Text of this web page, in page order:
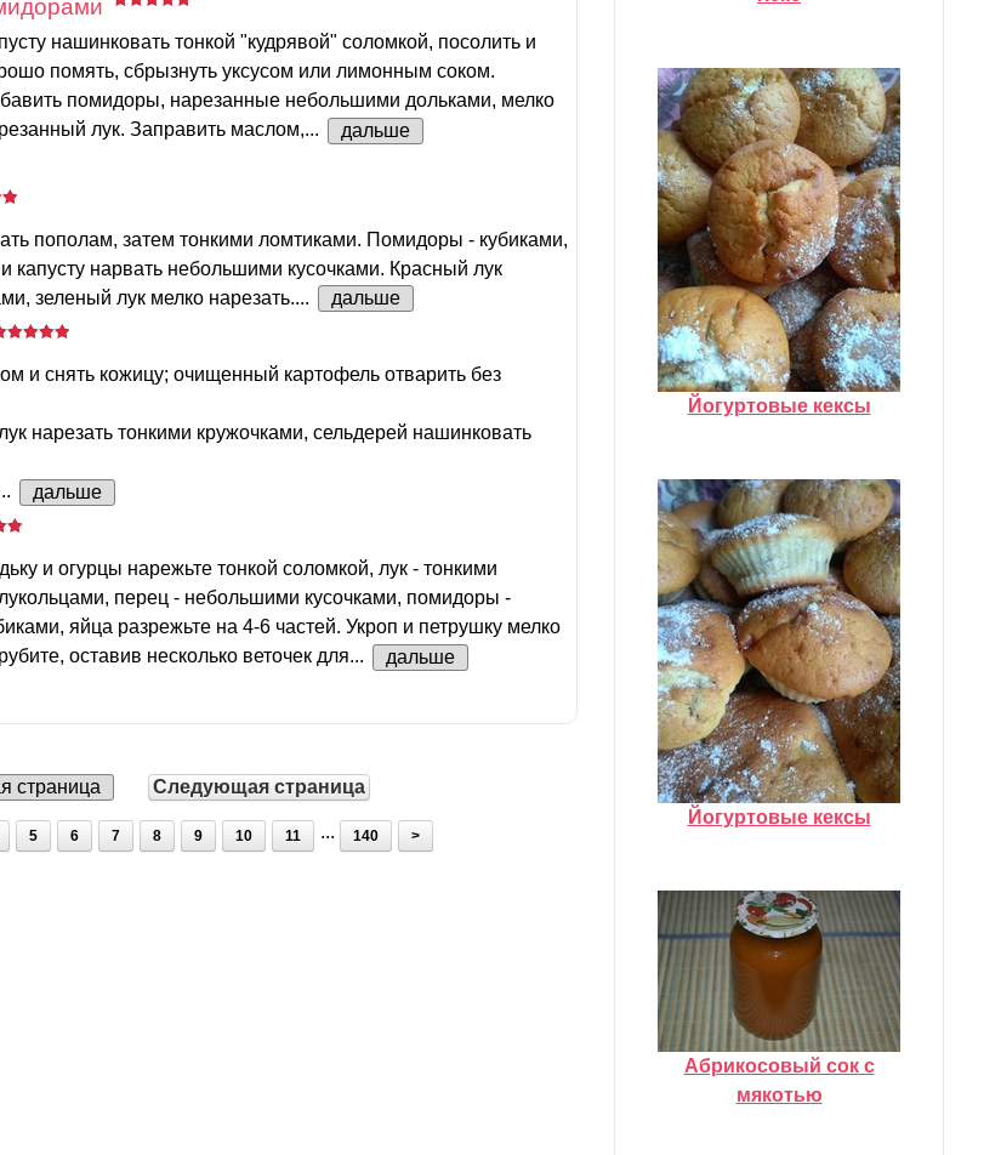
нашинковать тонкой "кудрявой" соломкой, посолить и
помять, сбрызнуть уксусом или лимонным соком.
помидоры, нарезанные небольшими дольками, мелко
лук. Заправить маслом,...
дальше
пополам, затем тонкими ломтиками. Помидоры - кубиками,
капусту нарвать небольшими кусочками. Красный лук
зеленый лук мелко нарезать....
дальше
и снять кожицу; очищенный картофель отварить без
нарезать тонкими кружочками, сельдерей нашинковать
дальше
и огурцы нарежьте тонкой соломкой, лук - тонкими
перец - небольшими кусочками, помидоры -
яйца разрежьте на 4-6 частей. Укроп и петрушку мелко
оставив несколько веточек для...
дальше
страница Следующая страница
5 6 7 8 9 10 11 ... 140 >
Йогуртовые кексы
Йогуртовые кексы
Абрикосовый сок с
мякотью